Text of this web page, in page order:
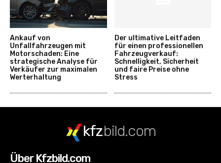
Ankauf von
Unfallfahrzeugen mit
Motorschaden: Eine
strategische Analyse für
Verkäufer zur maximalen
Werterhaltung
Der ultimative Leitfaden
für einen professionellen
Fahrzeugverkauf:
Schnelligkeit, Sicherheit
und faire Preise ohne
Stress
kfzbild.com
Über Kfzbild.com